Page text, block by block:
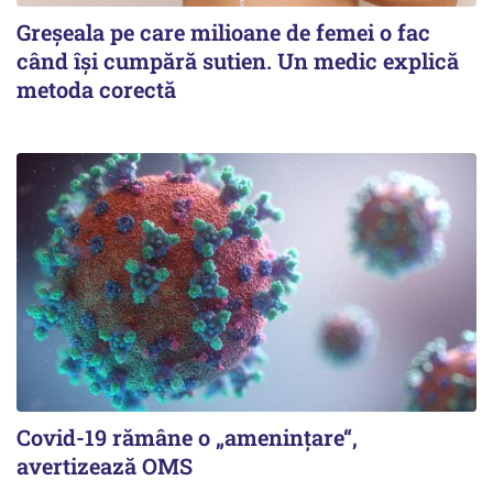
Greșeala pe care milioane de femei o fac
când își cumpără sutien. Un medic explică
metoda corectă
Covid-19 rămâne o „ameninţare“,
avertizează OMS